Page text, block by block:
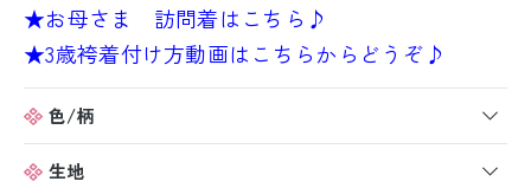
★お母さま 訪問着はこちら♪
★3歳袴着付け方動画はこちらからどうぞ♪
色/柄
生地